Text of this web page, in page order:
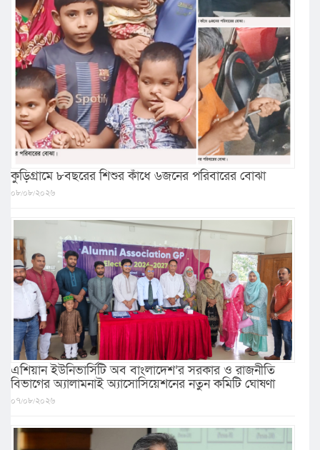
কুড়িগ্রামে ৮বছরের শিশুর কাঁধে ৬জনের পরিবারের বোঝা
০৮/০৮/২০২৬
এশিয়ান ইউনিভার্সিটি অব বাংলাদেশ’র সরকার ও রাজনীতি
বিভাগের অ্যালামনাই অ্যাসোসিয়েশনের নতুন কমিটি ঘোষণা
০৭/০৮/২০২৬